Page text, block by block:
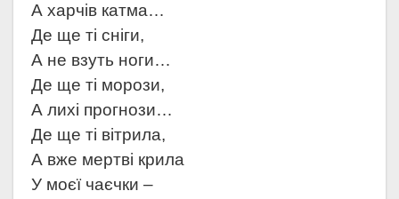
А харчів катма…
Де ще ті сніги,
А не взуть ноги…
Де ще ті морози,
А лихі прогнози…
Де ще ті вітрила,
А вже мертві крила
У моєї чаєчки –